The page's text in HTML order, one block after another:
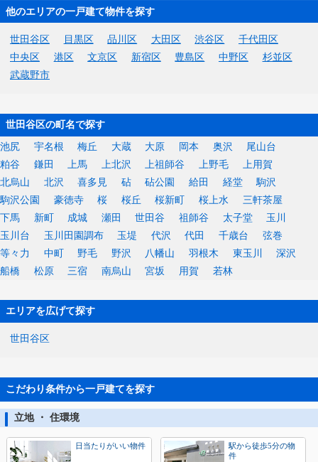
他のエリアの一戸建て物件を探す
世田谷区 目黒区 品川区 大田区 渋谷区
千代田区
中央区
港区 文京区 新宿区 豊島区 中野区
杉並区
武蔵野市
世田谷区の町名で探す
池尻 宇名根 梅丘 大蔵 大原 岡本 奥沢
尾山台
粕谷
鎌田 上馬 上北沢 上祖師谷 上野毛
上用賀
北烏山
北沢 喜多見 砧 砧公園 給田 経堂
駒沢
駒沢公園
豪徳寺 桜 桜丘 桜新町 桜上水
三軒茶屋
下馬
新町 成城 瀬田 世田谷 祖師谷 太子堂
玉川
玉川台
玉川田園調布 玉堤 代沢 代田 千歳台
弦巻
等々力
中町 野毛 野沢 八幡山 羽根木 東玉川
深沢
船橋
松原 三宿 南烏山 宮坂 用賀 若林
エリアを広げて探す
世田谷区
こだわり条件から一戸建てを探す
立地 ・ 住環境
日当たりがいい物件
駅から徒歩5分の物
件